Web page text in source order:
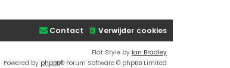
Verwijder cookies
Contact
Flat Style by Ian Bradley
Powered by phpBB® Forum Software © phpBB Limited